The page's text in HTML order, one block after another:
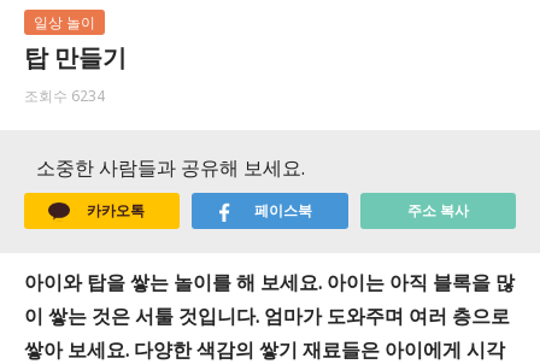
일상 놀이
탑 만들기
조회수 6234
소중한 사람들과 공유해 보세요.
카카오톡 페이스북 주소 복사
아이와 탑을 쌓는 놀이를 해 보세요. 아이는 아직 블록을 많
이 쌓는 것은 서툴 것입니다. 엄마가 도와주며 여러 층으로
쌓아 보세요. 다양한 색감의 쌓기 재료들은 아이에게 시각